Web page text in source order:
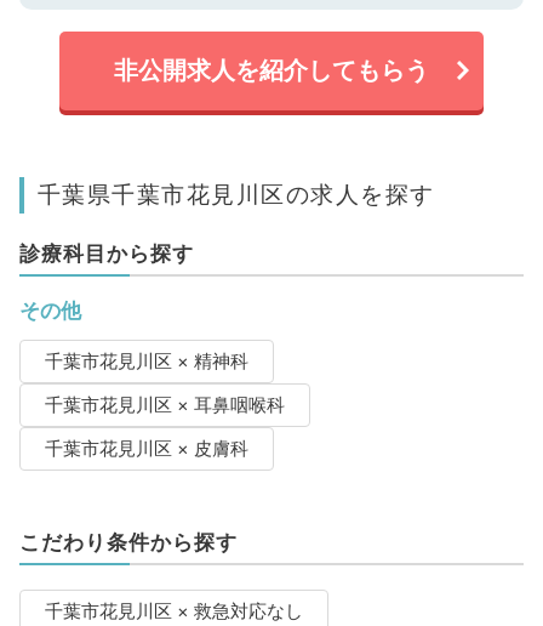
非公開求人を紹介してもらう
千葉県千葉市花見川区の求人を探す
診療科目から探す
その他
千葉市花見川区 × 精神科
千葉市花見川区 × 耳鼻咽喉科
千葉市花見川区 × 皮膚科
こだわり条件から探す
千葉市花見川区 × 救急対応なし